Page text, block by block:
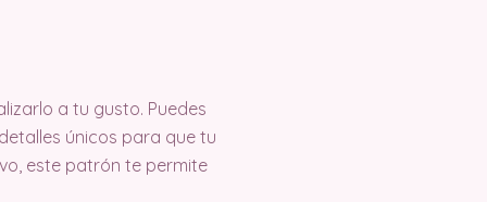
a tu gusto. Puedes
únicos para que tu
este patrón te permite